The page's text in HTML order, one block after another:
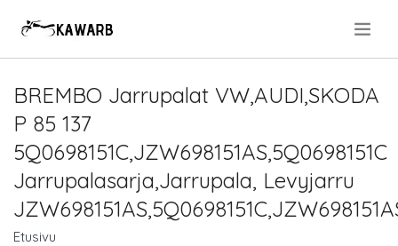
BREMBO Jarrupalat VW,AUDI,SKODA
P 85 137
5Q0698151C,JZW698151AS,5Q0698151C
Jarrupalasarja,Jarrupala, Levyjarru
Etusivu